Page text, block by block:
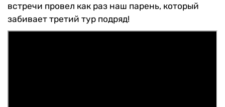
встречи провел как раз наш парень, который
забивает третий тур подряд!